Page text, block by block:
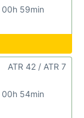
00h 59min
00h 54min
ATR 42 / ATR 7